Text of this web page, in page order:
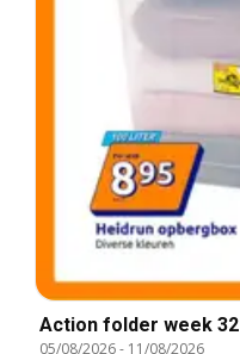
Action folder week 32
05/08/2026- 11/08/2026